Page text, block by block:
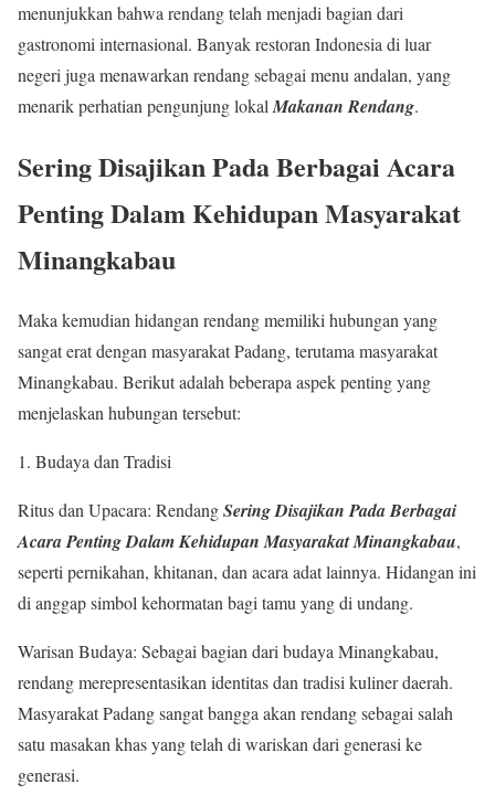
menunjukkan bahwa rendang telah menjadi bagian dari
gastronomi internasional. Banyak restoran Indonesia di luar
negeri juga menawarkan rendang sebagai menu andalan, yang
menarik perhatian pengunjung lokalMakanan Rendang.
Sering Disajikan Pada Berbagai Acara
Penting Dalam Kehidupan Masyarakat
Minangkabau
Maka kemudian hidangan rendang memiliki hubungan yang
sangat erat dengan masyarakat Padang, terutama masyarakat
Minangkabau. Berikut adalah beberapa aspek penting yang
menjelaskan hubungan tersebut:
1. Budaya dan Tradisi
Ritus dan Upacara: RendangSering Disajikan Pada Berbagai
Acara Penting Dalam Kehidupan Masyarakat Minangkabau,
seperti pernikahan, khitanan, dan acara adat lainnya. Hidangan ini
di anggap simbol kehormatan bagi tamu yang di undang.
Warisan Budaya: Sebagai bagian dari budaya Minangkabau,
rendang merepresentasikan identitas dan tradisi kuliner daerah.
Masyarakat Padang sangat bangga akan rendang sebagai salah
satu masakan khas yang telah di wariskan dari generasi ke
generasi.